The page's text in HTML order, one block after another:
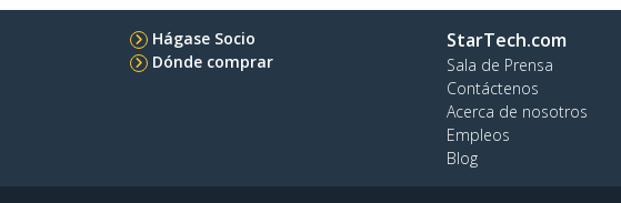
Hágase Socio
Dónde comprar
StarTech.com
Sala de Prensa
Contáctenos
Acerca de nosotros
Empleos
Blog